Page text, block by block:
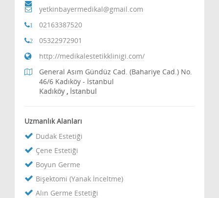
yetkinbayermedikal@gmail.com
1 02163387520
2
05322972901
http://medikalestetikklinigi.com/
General Asım Gündüz Cad. (Bahariye Cad.) No.
46/6 Kadıköy - İstanbul
Kadıköy , İstanbul
Uzmanlık Alanları
Dudak Estetiği
Çene Estetiği
Boyun Germe
Bişektomi (Yanak İnceltme)
Alın Germe Estetiği